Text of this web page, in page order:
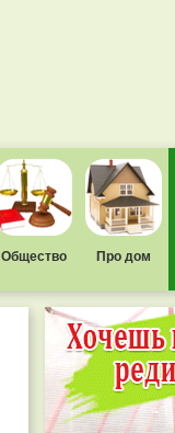
Общество Про дом